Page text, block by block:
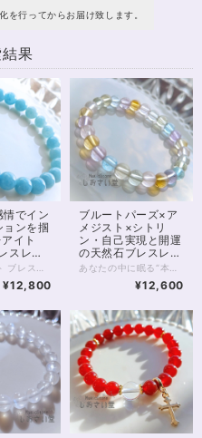
を行ってからお届け致します。
果
情でイン
ョンを掴
イト
スレッ
¥12,800
ブルートパーズ×ア
メジスト×シトリ
ン・自己実現と開運
の天然石ブレスレッ
ト✨16cm
¥12,600